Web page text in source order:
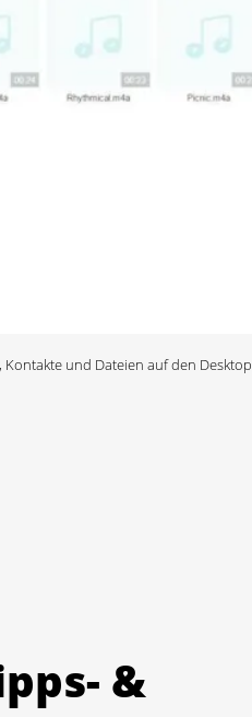
und Dateien auf den Desktop
&